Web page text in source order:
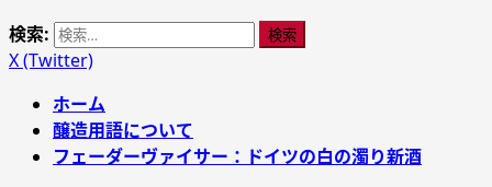
検索:
X (Twitter)
ホーム
醸造用語について
フェーダーヴァイサー：ドイツの白の濁り新酒